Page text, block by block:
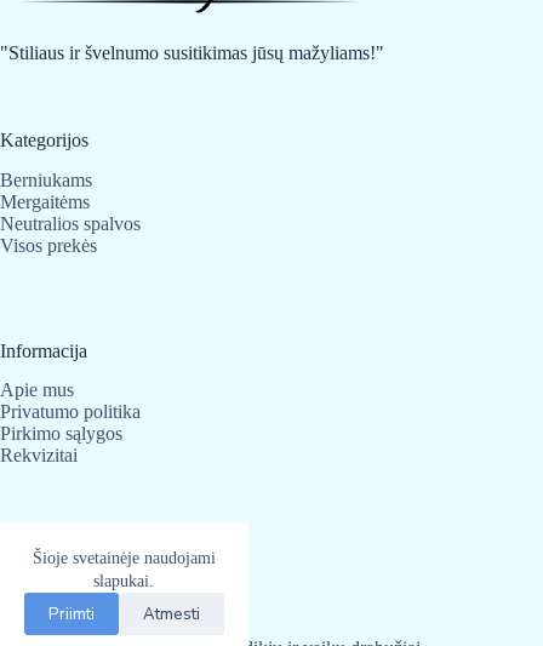
Šioje svetainėje naudojami
slapukai.
Priimti Atmesti
"Stiliaus ir švelnumo susitikimas jūsų mažyliams!"
Kategorijos
Berniukams
Mergaitėms
Neutralios spalvos
Visos prekės
Informacija
Apie mus
Privatumo politika
Pirkimo sąlygos
Rekvizitai
Kontaktai
Telefonas:
+370 683 25 820
El. paštasinfo@babybear.lt